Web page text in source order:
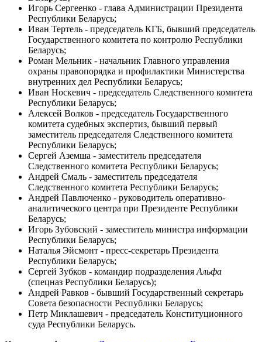
Игорь Сергеенко - глава Администрации Президента
Республики Беларусь;
Иван Тертель - председатель КГБ, бывший председатель
Государственного комитета по контролю Республики
Беларусь;
Роман Мельник - начальник Главного управления
охраны правопорядка и профилактики Министерства
внутренних дел Республики Беларусь;
Иван Носкевич - председатель Следственного комитета
Республики Беларусь;
Алексей Волков - председатель Государственного
комитета судебных экспертиз, бывший первый
заместитель председателя Следственного комитета
Республики Беларусь;
Сергей Аземша - заместитель председателя
Следственного комитета Республики Беларусь;
Андрей Смаль - заместитель председателя
Следственного комитета Республики Беларусь;
Андрей Павлюченко - руководитель оперативно-
аналитического центра при Президенте Республики
Беларусь;
Игорь Зубовский - заместитель министра информации
Республики Беларусь;
Наталья Эйсмонт - пресс-секретарь Президента
Республики Беларусь;
Сергей Зубков - командир подразделения Альфа
(спецназ Республики Беларусь);
Андрей Равков - бывший Государственный секретарь
Совета безопасности Республики Беларусь;
Петр Миклашевич - председатель Конституционного
суда Республики Беларусь.